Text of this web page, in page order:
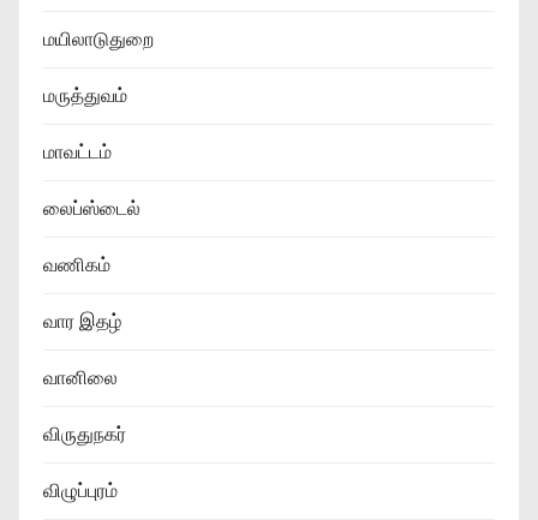
மயிலாடுதுறை
மருத்துவம்
மாவட்டம்
லைப்ஸ்டைல்
வணிகம்
வார இதழ்
வானிலை
விருதுநகர்
விழுப்புரம்